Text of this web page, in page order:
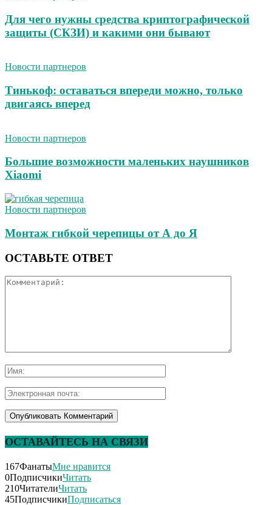
Для чего нужны средства криптографической
защиты (СКЗИ) и какими они бывают
Новости партнеров
Тинькоф: оставаться впереди можно, только
двигаясь вперед
Новости партнеров
Большие возможности маленьких наушников
Xiaomi
Новости партнеров
Монтаж гибкой черепицы от А до Я
ОСТАВЬТЕ ОТВЕТ
ОСТАВАЙТЕСЬ НА СВЯЗИ
167ФанатыМне нравится
0ПодписчикиЧитать
210ЧитателиЧитать
45ПодписчикиПодписаться